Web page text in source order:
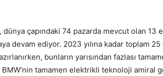
dünya çapındaki 74 pazarda mevcut olan
devam ediyor. 2023 yılına kadar toplam
bunların yarısından fazlası
BMW’nin tamamen elektrikli teknoloji amiral